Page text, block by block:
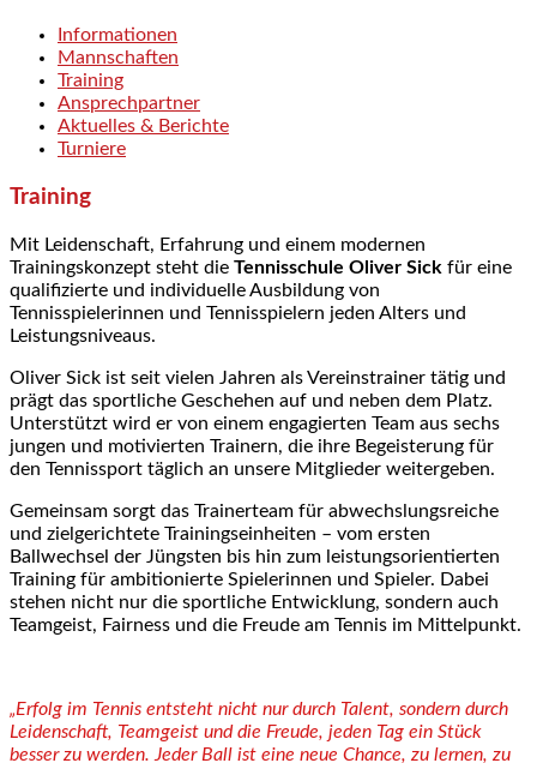
Informationen
Mannschaften
Training
Ansprechpartner
Aktuelles & Berichte
Turniere
Training
Mit Leidenschaft, Erfahrung und einem modernen
Trainingskonzept steht die Tennisschule Oliver Sick für eine
qualifizierte und individuelle Ausbildung von
Tennisspielerinnen und Tennisspielern jeden Alters und
Leistungsniveaus.
Oliver Sick ist seit vielen Jahren als Vereinstrainer tätig und
prägt das sportliche Geschehen auf und neben dem Platz.
Unterstützt wird er von einem engagierten Team aus sechs
jungen und motivierten Trainern, die ihre Begeisterung für
den Tennissport täglich an unsere Mitglieder weitergeben.
Gemeinsam sorgt das Trainerteam für abwechslungsreiche
und zielgerichtete Trainingseinheiten – vom ersten
Ballwechsel der Jüngsten bis hin zum leistungsorientierten
Training für ambitionierte Spielerinnen und Spieler. Dabei
stehen nicht nur die sportliche Entwicklung, sondern auch
Teamgeist, Fairness und die Freude am Tennis im Mittelpunkt.
„Erfolg im Tennis entsteht nicht nur durch Talent, sondern durch
Leidenschaft, Teamgeist und die Freude, jeden Tag ein Stück
besser zu werden. Jeder Ball ist eine neue Chance, zu lernen, zu